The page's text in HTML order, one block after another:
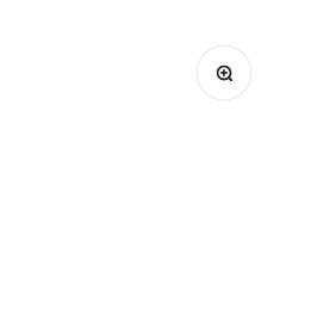
Bild vergrößern